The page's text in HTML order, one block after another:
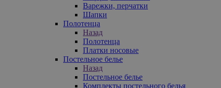
Варежки, перчатки
Шапки
Полотенца
Назад
Полотенца
Платки носовые
Постельное белье
Назад
Постельное белье
Комплекты постельного белья